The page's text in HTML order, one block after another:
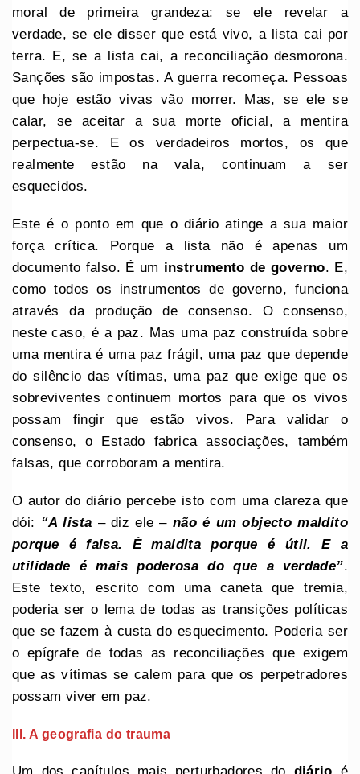
moral de primeira grandeza: se ele revelar a
verdade, se ele disser que está vivo, a lista cai por
terra. E, se a lista cai, a reconciliação desmorona.
Sanções são impostas. A guerra recomeça. Pessoas
que hoje estão vivas vão morrer. Mas, se ele se
calar, se aceitar a sua morte oficial, a mentira
perpectua-se. E os verdadeiros mortos, os que
realmente estão na vala, continuam a ser
esquecidos.
Este é o ponto em que o diário atinge a sua maior
força crítica. Porque a lista não é apenas um
documento falso. É um instrumento de governo. E,
como todos os instrumentos de governo, funciona
através da produção de consenso. O consenso,
neste caso, é a paz. Mas uma paz construída sobre
uma mentira é uma paz frágil, uma paz que depende
do silêncio das vítimas, uma paz que exige que os
sobreviventes continuem mortos para que os vivos
possam fingir que estão vivos. Para validar o
consenso, o Estado fabrica associações, também
falsas, que corroboram a mentira.
O autor do diário percebe isto com uma clareza que
dói: “A lista – diz ele – não é um objecto maldito
porque é falsa. É maldita porque é útil. E a
utilidade é mais poderosa do que a verdade”.
Este texto, escrito com uma caneta que tremia,
poderia ser o lema de todas as transições políticas
que se fazem à custa do esquecimento. Poderia ser
o epígrafe de todas as reconciliações que exigem
que as vítimas se calem para que os perpetradores
possam viver em paz.
III. A geografia do trauma